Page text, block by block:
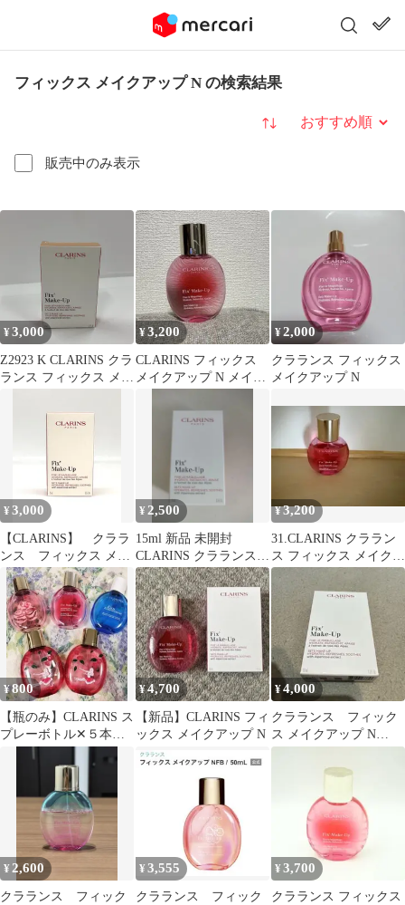
フィックス メイクアップ N の検索結果
販売中のみ表示
並び替え
¥3,000
Z2923 K CLARINS クラ
ランス フィックス メイ
¥3,200
CLARINS フィックス
メイクアップ N メイク
¥2,000
クラランス フィックス
メイクアップ N
¥3,000
【CLARINS】 クララ
ンス フィックス メイ
クアップ N 15ml 新
品未使用 (P)
¥ 2,500
15ml 新品 未開封
CLARINS クラランス
フィックスメイクアッ
プ N
¥3,200
31.CLARINS クララン
ス フィックス メイクア
ップ N 50ml 箱付き
¥800
【瓶のみ】CLARINS ス
プレーボトル✕５本◆
¥4,700
【新品】CLARINS フィ
ックス メイクアップ N
¥4,000
クラランス フィック
ス メイクアップ N
50mL 新品、未使用
¥ 2,600
クラランス フィック
¥ 3,555
クラランス フィック
¥3,700
クラランス フィックス